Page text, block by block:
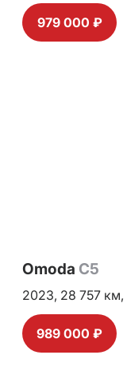
979 000 ₽
Omoda C5
2023, 28 757 км,
989 000 ₽